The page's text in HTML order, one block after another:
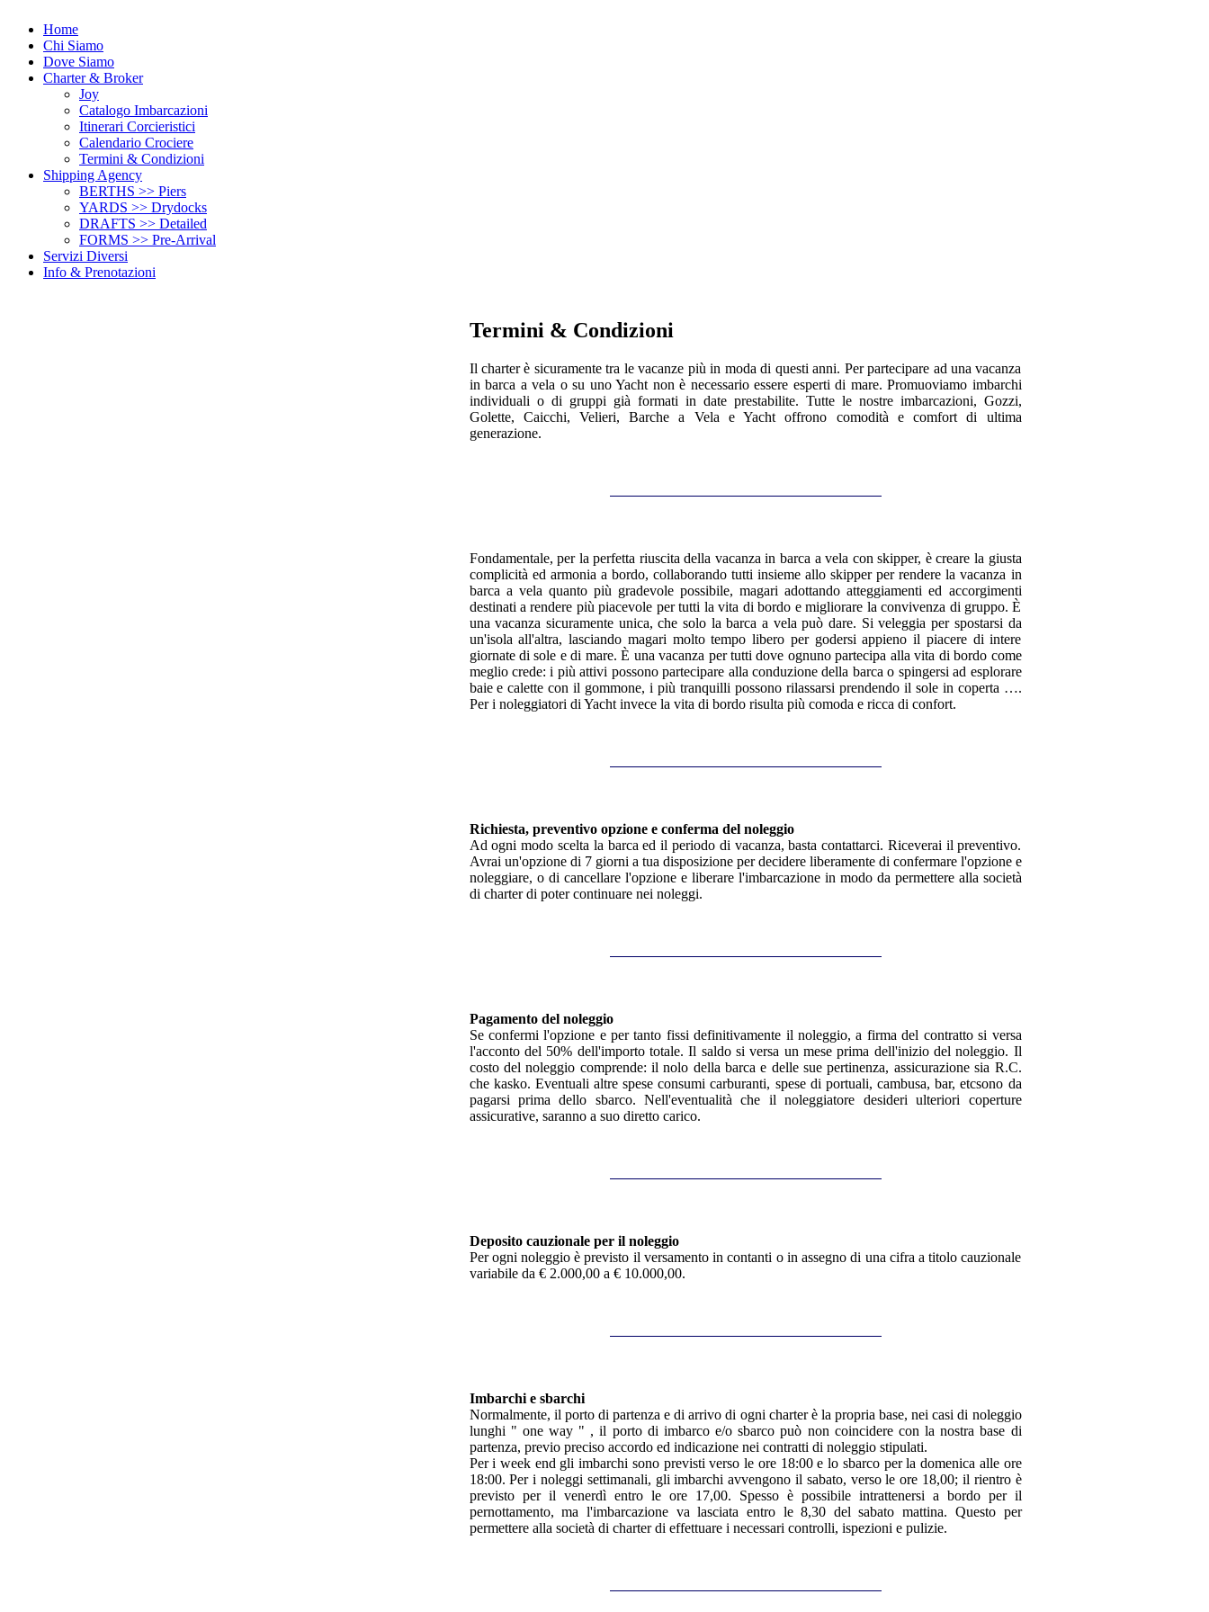
Home
Chi Siamo
Dove Siamo
Charter & Broker
Joy
Catalogo Imbarcazioni
Itinerari Corcieristici
Calendario Crociere
Termini & Condizioni
Shipping Agency
BERTHS >> Piers
YARDS >> Drydocks
DRAFTS >> Detailed
FORMS >> Pre-Arrival
Servizi Diversi
Info & Prenotazioni
Termini & Condizioni
Il charter è sicuramente tra le vacanze più in moda di questi anni. Per partecipare ad una vacanza
in barca a vela o su uno Yacht non è necessario essere esperti di mare. Promuoviamo imbarchi
individuali o di gruppi già formati in date prestabilite. Tutte le nostre imbarcazioni, Gozzi,
Golette, Caicchi, Velieri, Barche a Vela e Yacht offrono comodità e comfort di ultima
generazione.
Fondamentale, per la perfetta riuscita della vacanza in barca a vela con skipper, è creare la giusta
complicità ed armonia a bordo, collaborando tutti insieme allo skipper per rendere la vacanza in
barca a vela quanto più gradevole possibile, magari adottando atteggiamenti ed accorgimenti
destinati a rendere più piacevole per tutti la vita di bordo e migliorare la convivenza di gruppo. È
una vacanza sicuramente unica, che solo la barca a vela può dare. Si veleggia per spostarsi da
un'isola all'altra, lasciando magari molto tempo libero per godersi appieno il piacere di intere
giornate di sole e di mare. È una vacanza per tutti dove ognuno partecipa alla vita di bordo come
meglio crede: i più attivi possono partecipare alla conduzione della barca o spingersi ad esplorare
baie e calette con il gommone, i più tranquilli possono rilassarsi prendendo il sole in coperta ….
Per i noleggiatori di Yacht invece la vita di bordo risulta più comoda e ricca di confort.
Richiesta, preventivo opzione e conferma del noleggio
Ad ogni modo scelta la barca ed il periodo di vacanza, basta contattarci. Riceverai il preventivo.
Avrai un'opzione di 7 giorni a tua disposizione per decidere liberamente di confermare l'opzione e
noleggiare, o di cancellare l'opzione e liberare l'imbarcazione in modo da permettere alla società
di charter di poter continuare nei noleggi.
Pagamento del noleggio
Se confermi l'opzione e per tanto fissi definitivamente il noleggio, a firma del contratto si versa
l'acconto del 50% dell'importo totale. Il saldo si versa un mese prima dell'inizio del noleggio. Il
costo del noleggio comprende: il nolo della barca e delle sue pertinenza, assicurazione sia R.C.
che kasko. Eventuali altre spese consumi carburanti, spese di portuali, cambusa, bar, etcsono da
pagarsi prima dello sbarco. Nell'eventualità che il noleggiatore desideri ulteriori coperture
assicurative, saranno a suo diretto carico.
Deposito cauzionale per il noleggio
Per ogni noleggio è previsto il versamento in contanti o in assegno di una cifra a titolo cauzionale
variabile da € 2.000,00 a € 10.000,00.
Imbarchi e sbarchi
Normalmente, il porto di partenza e di arrivo di ogni charter è la propria base, nei casi di noleggio
lunghi " one way " , il porto di imbarco e/o sbarco può non coincidere con la nostra base di
partenza, previo preciso accordo ed indicazione nei contratti di noleggio stipulati.
Per i week end gli imbarchi sono previsti verso le ore 18:00 e lo sbarco per la domenica alle ore
18:00. Per i noleggi settimanali, gli imbarchi avvengono il sabato, verso le ore 18,00; il rientro è
previsto per il venerdì entro le ore 17,00. Spesso è possibile intrattenersi a bordo per il
pernottamento, ma l'imbarcazione va lasciata entro le 8,30 del sabato mattina. Questo per
permettere alla società di charter di effettuare i necessari controlli, ispezioni e pulizie.